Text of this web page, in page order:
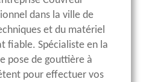
dans la ville de
et du matériel
fiable. Spécialiste en la
pose de gouttière à
pour effectuer vos